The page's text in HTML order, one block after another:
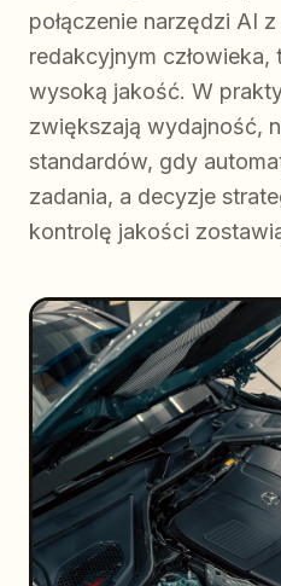
połączenie narzędzi AI
redakcyjnym
wysoką jakość. W
zwiększają wydajność,
standardów, gdy
zadania, a decyzje
kontrolę jakości